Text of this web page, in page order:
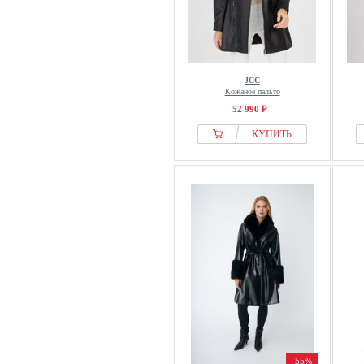
JCC
Кожаное пальто
52 990 ₽
КУПИТЬ
-55%